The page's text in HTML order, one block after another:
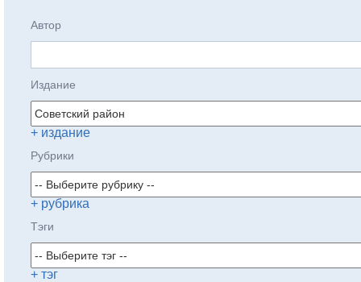
Автор
Издание
+ издание
Рубрики
+ рубрика
Тэги
+ тэг